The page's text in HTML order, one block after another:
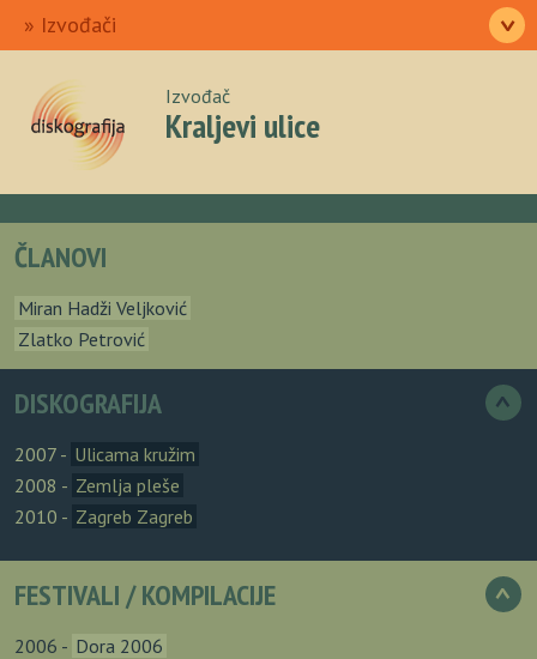
Ulazna
Izvođači
>
Izvođač
Kraljevi ulice
ČLANOVI
Miran Hadži Veljković
Zlatko Petrović
DISKOGRAFIJA >
2007 - Ulicama kružim
2008 - Zemlja pleše
2010 - Zagreb Zagreb
FESTIVALI / KOMPILACIJE >
2006 - Dora 2006